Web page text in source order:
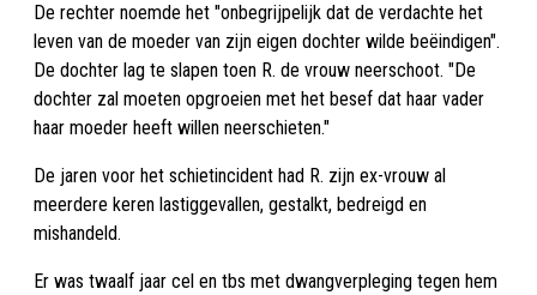
De rechter noemde het "onbegrijpelijk dat de verdachte het
leven van de moeder van zijn eigen dochter wilde beëindigen".
De dochter lag te slapen toen R. de vrouw neerschoot. "De
dochter zal moeten opgroeien met het besef dat haar vader
haar moeder heeft willen neerschieten."
De jaren voor het schietincident had R. zijn ex-vrouw al
meerdere keren lastiggevallen, gestalkt, bedreigd en
mishandeld.
Er was twaalf jaar cel en tbs met dwangverpleging tegen hem